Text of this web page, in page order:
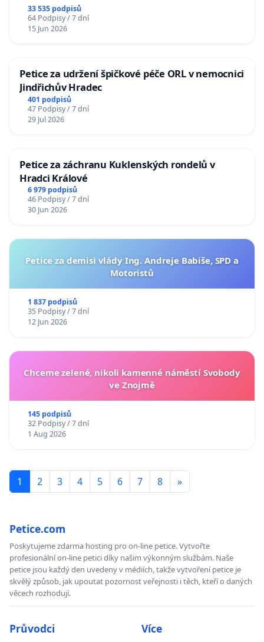
33 535 podpisů
64 Podpisy / 7 dní
15 Jun 2026
Petice za udržení špičkové péče ORL v nemocnici
Jindřichův Hradec
401 podpisů
47 Podpisy / 7 dní
29 Jul 2026
Petice za záchranu Kuklenských rondelů v
Hradci Králové
6 979 podpisů
46 Podpisy / 7 dní
30 Jun 2026
Petice za demisi vlády Ing. Andreje Babiše, SPD a
Motoristů
1 837 podpisů
35 Podpisy / 7 dní
12 Jun 2026
Chceme zelené, nikoli kamenné náměstí Svobody
ve Znojmě
145 podpisů
32 Podpisy / 7 dní
1 Aug 2026
1 2 3 4 5 6 7 8 »
Petice.com
Poskytujeme zdarma hosting pro on-line petice. Vytvořte
profesionální on-line petici díky našim výkonným službám. Naše
petice jsou každý den uvedeny v médiích, takže vytvoření petice je
skvělý způsob, jak upoutat pozornost veřejnosti i těch, kteří o daných
věcech rozhodují.
Průvodci Více